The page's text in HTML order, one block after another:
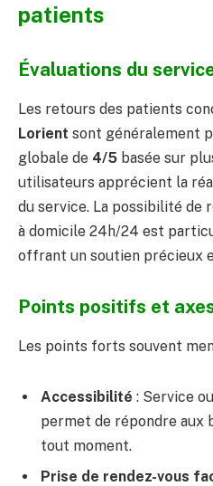
patients
Évaluations du
Les retours des patients
Lorient sont généralement
globale de 4/5 basée sur
utilisateurs apprécient la
du service. La possibilité de
à domicile 24h/24 est
offrant un soutien précieux
Points positifs et
Les points forts souvent
Accessibilité : Service
permet de répondre aux
tout moment.
Prise de rendez-vous